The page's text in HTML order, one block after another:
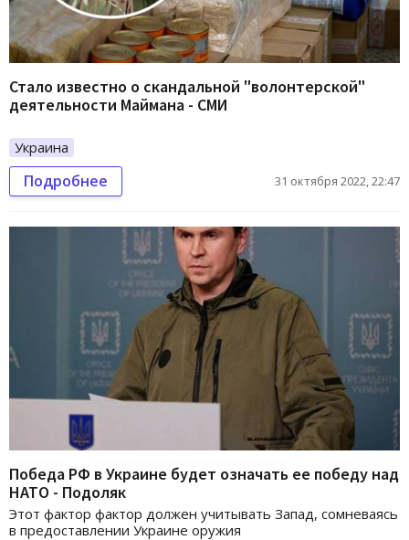
Стало известно о скандальной "волонтерской"
деятельности Маймана - СМИ
Украина
Подробнее 31 октября 2022, 22:47
Победа РФ в Украине будет означать ее победу над
НАТО - Подоляк
Этот фактор фактор должен учитывать Запад, сомневаясь
в предоставлении Украине оружия